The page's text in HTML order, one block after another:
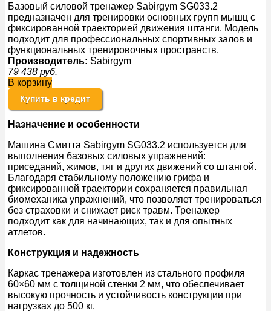
Базовый силовой тренажер Sabirgym SG033.2
предназначен для тренировки основных групп мышц с
фиксированной траекторией движения штанги. Модель
подходит для профессиональных спортивных залов и
функциональных тренировочных пространств.
Производитель: Sabirgym
79 438 руб.
В корзину
Купить в кредит
Назначение и особенности
Машина Смитта Sabirgym SG033.2 используется для
выполнения базовых силовых упражнений:
приседаний, жимов, тяг и других движений со штангой.
Благодаря стабильному положению грифа и
фиксированной траектории сохраняется правильная
биомеханика упражнений, что позволяет тренироваться
без страховки и снижает риск травм. Тренажер
подходит как для начинающих, так и для опытных
атлетов.
Конструкция и надежность
Каркас тренажера изготовлен из стального профиля
60×60 мм с толщиной стенки 2 мм, что обеспечивает
высокую прочность и устойчивость конструкции при
нагрузках до 500 кг.